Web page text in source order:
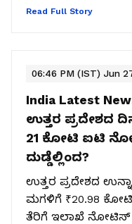
Read Full Story
06:46 PM (IST) Jun
India Latest
ಉತ್ತರ ಪ್ರದೇಶದ
₹21 ಕೋಟಿ ಐಟಿ
ದುಡ್ಡೆಲ್ಲಿಂದ?
ಉತ್ತರ ಪ್ರದೇಶದ
ಮಗಳಿಗೆ ₹20.98
ತೆರಿಗೆ ಇಲಾಖೆ ನೋಟಿಸ್